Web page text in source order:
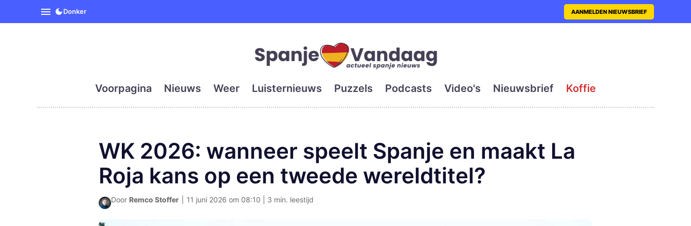
SpanjeVandaag is de eerste en grootste digitale krant met actueel en
Donker AANMELDEN NIEUWSBRIEF
Voorpagina Nieuws Weer Luisternieuws Puzzels Podcasts Video's Nieuwsbrief Koffie
WK 2026: wanneer speelt Spanje en maakt La
Roja kans op een tweede wereldtitel?
Door Remco Stoffer 11 juni 2026 om 08:10 | 3 min. leestijd